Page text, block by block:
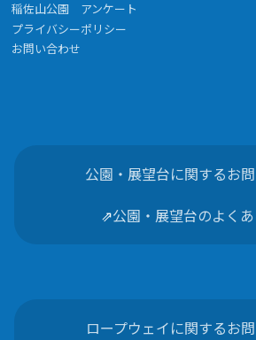
稲佐山公園 アンケート
プライバシーポリシー
お問い合わせ
公園・展望台に関するお
⇗公園・展望台のよく
ロープウェイに関するお